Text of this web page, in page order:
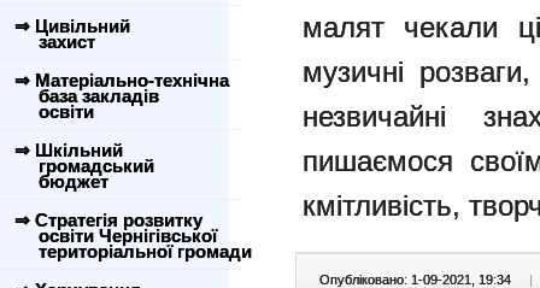
⇒ Цивільний
захист
⇒ Матеріально-технічна
база закладів
освіти
⇒ Шкільний
громадський
бюджет
⇒ Стратегія розвитку
освіти Чернігівської
територіальної громади
малят чекали
музичні
незвичайні
пишаємося
кмітливість,
Опубліковано: 1-09-2021, 19:34 |